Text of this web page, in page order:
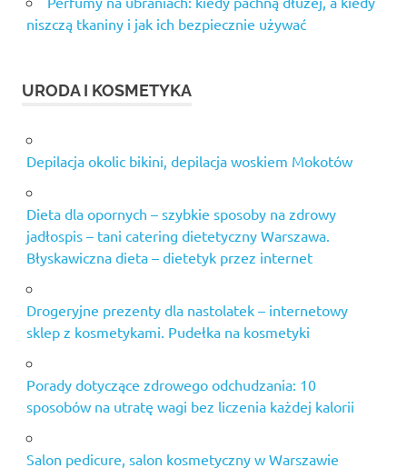
niszczą tkaniny i jak ich bezpiecznie używać
URODA I KOSMETYKA
Depilacja okolic bikini, depilacja woskiem Mokotów
Dieta dla opornych – szybkie sposoby na zdrowy
jadłospis – tani catering dietetyczny Warszawa.
Błyskawiczna dieta – dietetyk przez internet
Drogeryjne prezenty dla nastolatek – internetowy
sklep z kosmetykami. Pudełka na kosmetyki
Porady dotyczące zdrowego odchudzania: 10
sposobów na utratę wagi bez liczenia każdej kalorii
Salon pedicure, salon kosmetyczny w Warszawie